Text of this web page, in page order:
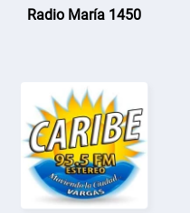
Radio María 1450